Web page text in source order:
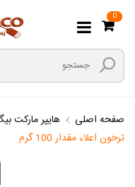
0
صفحه اصلی هایپر مارکت
ترخون اعلاء مقدار 100 گرم